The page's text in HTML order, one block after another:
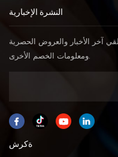
النشرة الإخبارية
آخر الأخبار والعروض الحصرية
ةكرش